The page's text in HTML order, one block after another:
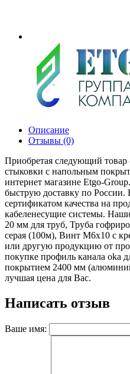
Описание
Отзывы (0)
Приобретая следующий товар
стыковки с напольным
интернет магазине Etgo-
быструю доставку по России.
сертификатом качества на
кабеленесущие системы.
20 мм для труб, Труба
серая (100м), Винт М6х10 с
или другую продукцию от
покупке профиль канала oka
покрытием 2400 мм
лучшая цена для Вас.
Написать отзыв
Ваше имя: